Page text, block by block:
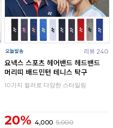
리뷰 240
요넥스 스포츠 헤어밴드 헤드밴드
머리띠 배드민턴 테니스 탁구
10가지 컬러로 다양한 스타일링
20% 4,000 5,000